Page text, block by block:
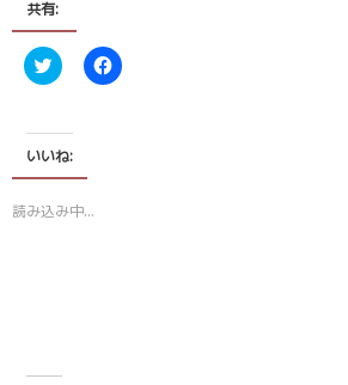
共有:
ク
リ
て
T
i
t
t
ウ
F
a
いいね:
読み込み中…